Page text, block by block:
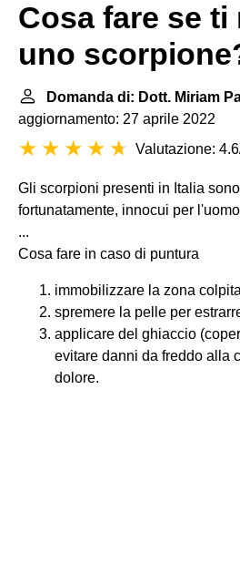
Cosa fare se ti
uno
Domanda di: Dott. Miriam
aggiornamento: 27 aprile 2022
Valutazione:
Gli scorpioni presenti in Italia
fortunatamente, innocui per
...
Cosa fare in caso di puntura
immobilizzare la zona
spremere la pelle per
applicare del ghiaccio
evitare danni da freddo alla
dolore.